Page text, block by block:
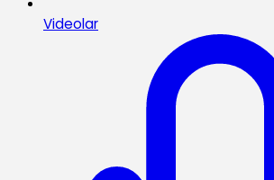
Videolar